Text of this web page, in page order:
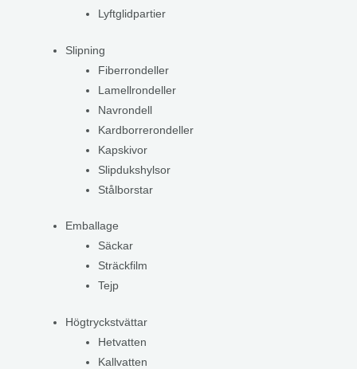
Lyftglidpartier
Slipning
Fiberrondeller
Lamellrondeller
Navrondell
Kardborrerondeller
Kapskivor
Slipdukshylsor
Stålborstar
Emballage
Säckar
Sträckfilm
Tejp
Högtryckstvättar
Hetvatten
Kallvatten